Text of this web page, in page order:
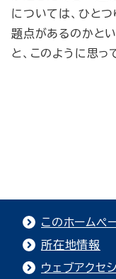
については、ひとつ
題点があるのかと
と、このように思っ
このホームペ
所在地情報
ウェブアクセ